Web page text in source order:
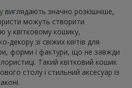
виглядають значно розкішніше,
можуть створити
у квітковому кошику,
декору зі свіжих квітів для
форми і фактури, що не завжди
Такий квітковий кошик
столу і стильний аксесуар із